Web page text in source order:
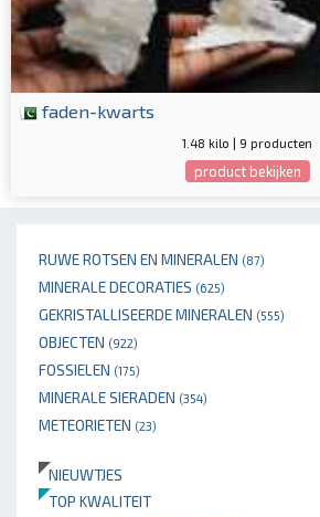
RUWE ROTSEN EN MINERALEN (87)
MINERALE DECORATIES (625)
GEKRISTALLISEERDE MINERALEN (555)
OBJECTEN (922)
FOSSIELEN (175)
MINERALE SIERADEN (354)
METEORIETEN (23)
NIEUWTJES
TOP KWALITEIT
faden-kwarts
1.48 kilo | 9 producten
product bekijken